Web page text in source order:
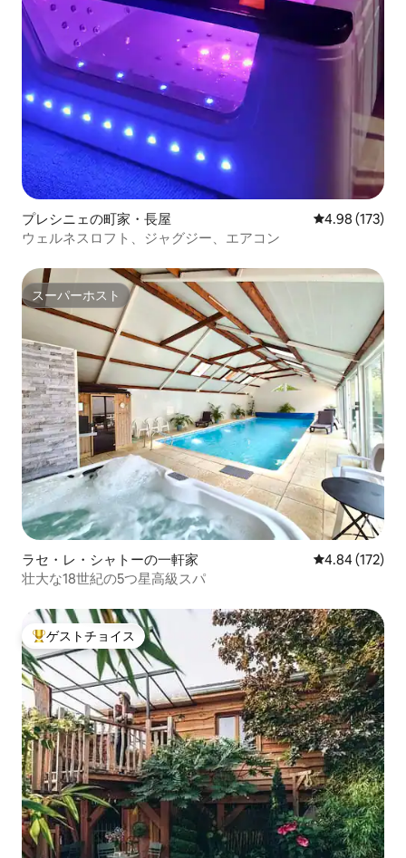
プレシニェの町家・長屋 レビュー173
4.98 (173)
ウェルネスロフト、ジャグジー、エアコン
スーパーホスト
スーパーホスト
ラセ・レ・シャトーの一軒家 レビュー172
4.84 (172)
壮大な18世紀の5つ星高級スパ
大好評のゲストチョイスです。
ゲストチョイス